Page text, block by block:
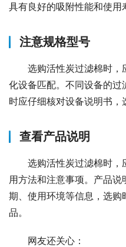
具有良好的吸附性能和使用
注意规格型号
选购活性炭过滤棉时，
化设备匹配。不同设备的
时应仔细核对设备说明书，
查看产品说明
选购活性炭过滤棉时，
用方法和注意事项。产品
期、使用环境等信息，选
品。
网友还关心：